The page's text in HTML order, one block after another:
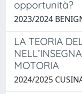
opportunità?
2023/2024
LA TEORIA
MOTORIA
2024/2025